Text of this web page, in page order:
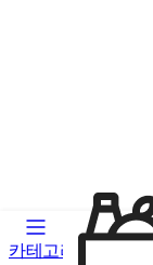
카테고리